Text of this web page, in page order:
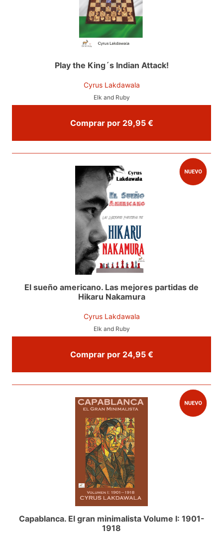
Play the King´s Indian Attack!
Cyrus Lakdawala
Elk and Ruby
Comprar por 29,95 €
El sueño americano. Las mejores partidas de
Hikaru Nakamura
Cyrus Lakdawala
Elk and Ruby
Comprar por 24,95 €
Capablanca. El gran minimalista Volume I: 1901-
1918